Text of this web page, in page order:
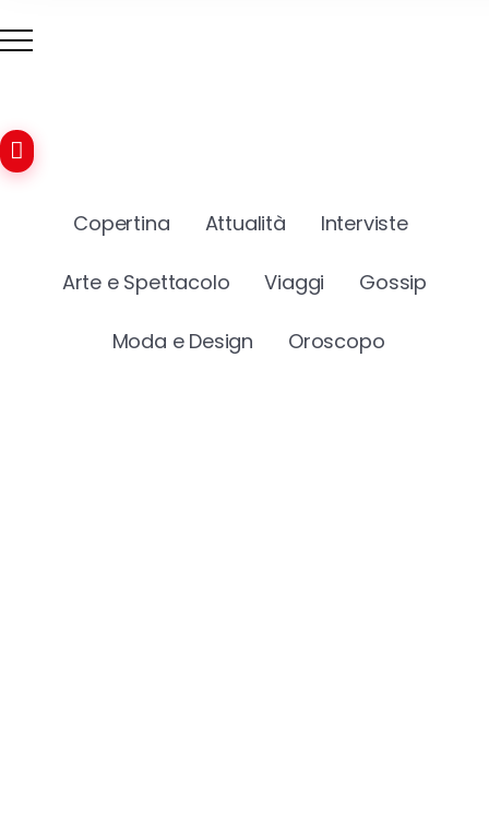
Copertina Attualità Interviste
Arte e Spettacolo Viaggi Gossip
Moda e Design Oroscopo